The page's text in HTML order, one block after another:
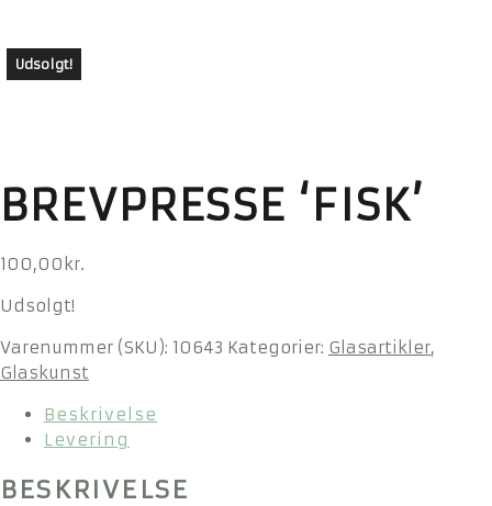
Udsolgt!
BREVPRESSE ‘FISK’
100,00 kr.
Udsolgt!
Varenummer (SKU): 10643 Kategorier: Glasartikler,
Glaskunst
Beskrivelse
Levering
BESKRIVELSE